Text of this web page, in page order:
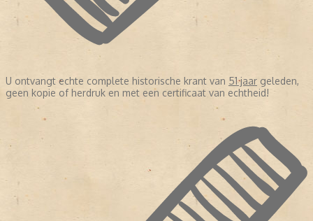
U ontvangt echte complete historische krant van 51 jaar geleden,
geen kopie of herdruk en met een certificaat van echtheid!